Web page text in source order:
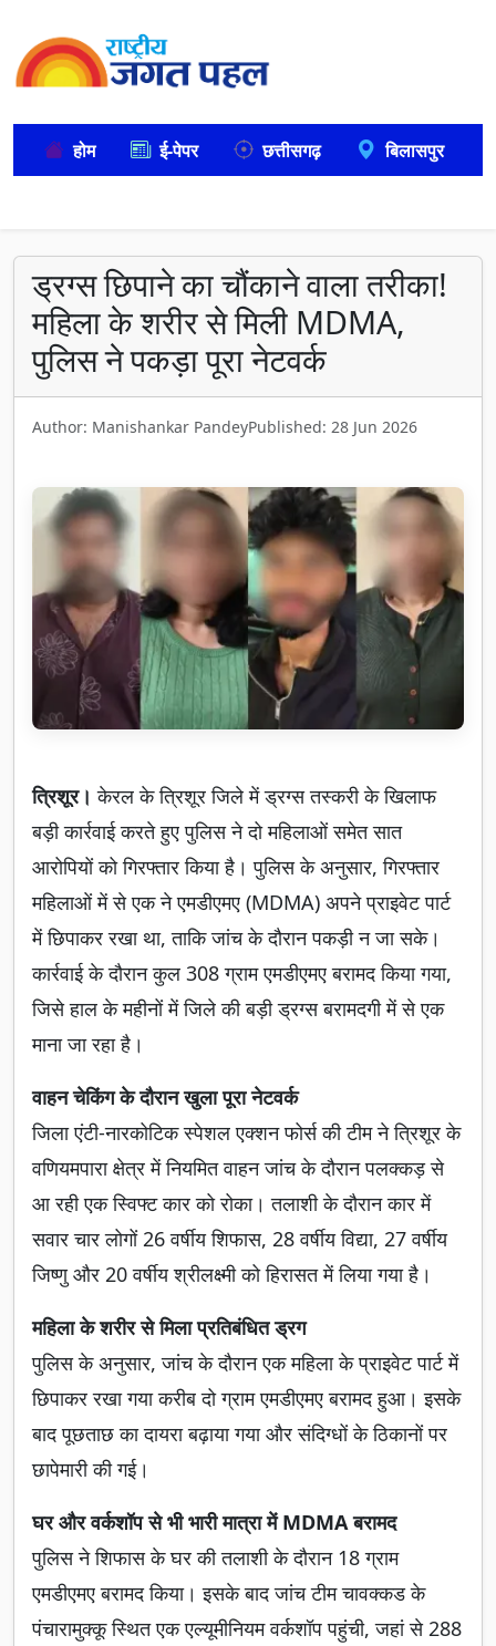
होम ई-पेपर छत्तीसगढ़ बिलासपुर
ड्रग्स छिपाने का चौंकाने वाला तरीका!
महिला के शरीर से मिली MDMA,
पुलिस ने पकड़ा पूरा नेटवर्क
Author: Manishankar PandeyPublished: 28 Jun 2026
त्रिशूर। केरल के त्रिशूर जिले में ड्रग्स तस्करी के खिलाफ
बड़ी कार्रवाई करते हुए पुलिस ने दो महिलाओं समेत सात
आरोपियों को गिरफ्तार किया है। पुलिस के अनुसार, गिरफ्तार
महिलाओं में से एक ने एमडीएमए (MDMA) अपने प्राइवेट पार्ट
में छिपाकर रखा था, ताकि जांच के दौरान पकड़ी न जा सके।
कार्रवाई के दौरान कुल 308 ग्राम एमडीएमए बरामद किया गया,
जिसे हाल के महीनों में जिले की बड़ी ड्रग्स बरामदगी में से एक
माना जा रहा है।
वाहन चेकिंग के दौरान खुला पूरा नेटवर्क
जिला एंटी-नारकोटिक स्पेशल एक्शन फोर्स की टीम ने त्रिशूर के
वणियमपारा क्षेत्र में नियमित वाहन जांच के दौरान पलक्कड़ से
आ रही एक स्विफ्ट कार को रोका। तलाशी के दौरान कार में
सवार चार लोगों 26 वर्षीय शिफास, 28 वर्षीय विद्या, 27 वर्षीय
जिष्णु और 20 वर्षीय श्रीलक्ष्मी को हिरासत में लिया गया है।
महिला के शरीर से मिला प्रतिबंधित ड्रग
पुलिस के अनुसार, जांच के दौरान एक महिला के प्राइवेट पार्ट में
छिपाकर रखा गया करीब दो ग्राम एमडीएमए बरामद हुआ। इसके
बाद पूछताछ का दायरा बढ़ाया गया और संदिग्धों के ठिकानों पर
छापेमारी की गई।
घर और वर्कशॉप से भी भारी मात्रा में MDMA बरामद
पुलिस ने शिफास के घर की तलाशी के दौरान 18 ग्राम
एमडीएमए बरामद किया। इसके बाद जांच टीम चावक्कड के
पंचारामुक्कू स्थित एक एल्यूमीनियम वर्कशॉप पहुंची, जहां से 288